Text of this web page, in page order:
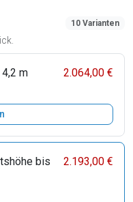
10 Varianten
m 2.064,00 €
bis
2.193,00 €